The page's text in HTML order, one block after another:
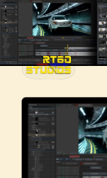
Salta
al
contenuto